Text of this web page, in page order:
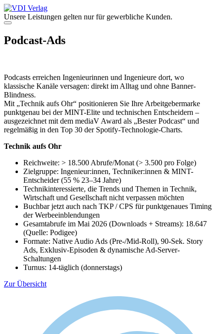
Zum
Inhalt
springen
Unsere Leistungen gelten nur für gewerbliche Kunden.
Menü
Podcast-Ads
Podcasts erreichen Ingenieurinnen und Ingenieure dort, wo
klassische Kanäle versagen: direkt im Alltag und ohne Banner-
Blindness.
Mit „Technik aufs Ohr“ positionieren Sie Ihre Arbeitgebermarke
punktgenau bei der MINT-Elite und technischen Entscheidern –
ausgezeichnet mit dem mediaV Award als „Bester Podcast“ und
regelmäßig in den Top 30 der Spotify-Technologie-Charts.
Technik aufs Ohr
Reichweite: > 18.500 Abrufe/Monat (> 3.500 pro Folge)
Zielgruppe: Ingenieur:innen, Techniker:innen & MINT-
Entscheider (55 % 23–34 Jahre)
Technikinteressierte, die Trends und Themen in Technik,
Wirtschaft und Gesellschaft nicht verpassen möchten
Buchbar jetzt auch nach TKP / CPS für punktgenaues Timing
der Werbeeinblendungen
Gesamtabrufe im Mai 2026 (Downloads + Streams): 18.647
(Quelle: Podigee)
Formate: Native Audio Ads (Pre-/Mid-Roll), 90-Sek. Story
Ads, Exklusiv-Episoden & dynamische Ad-Server-
Schaltungen
Turnus: 14-täglich (donnerstags)
Zur Übersicht